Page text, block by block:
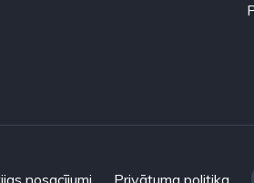
nosacījumi Privātuma politika